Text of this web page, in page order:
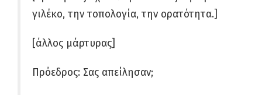
γιλέκο, την τοπολογία, την ορατότητα.]
[άλλος μάρτυρας]
Πρόεδρος: Σας απείλησαν;